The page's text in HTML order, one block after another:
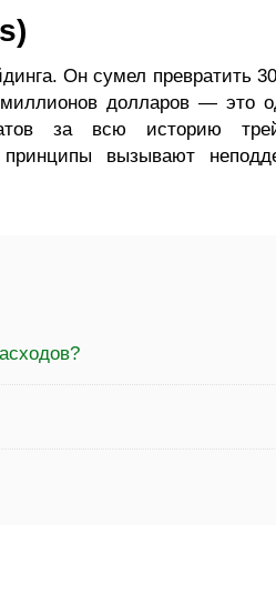
Он сумел превратить
долларов — это
за всю историю
вызывают